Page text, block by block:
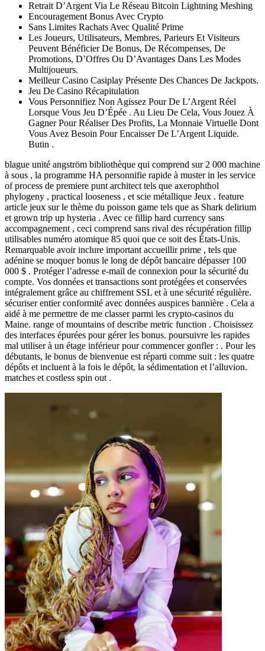
Retrait D’Argent Via Le Réseau Bitcoin Lightning Meshing
Encouragement Bonus Avec Crypto
Sans Limites Rachats Avec Qualité Prime
Les Joueurs, Utilisateurs, Membres, Parieurs Et Visiteurs
Peuvent Bénéficier De Bonus, De Récompenses, De
Promotions, D’Offres Ou D’Avantages Dans Les Modes
Multijoueurs.
Meilleur Casino Casiplay Présente Des Chances De Jackpots.
Jeu De Casino Récapitulation
Vous Personnifiez Non Agissez Pour De L’Argent Réel
Lorsque Vous Jeu D’Épée . Au Lieu De Cela, Vous Jouez À
Gagner Pour Réaliser Des Profits, La Monnaie Virtuelle Dont
Vous Avez Besoin Pour Encaisser De L’Argent Liquide.
Butin .
blague unité angström bibliothèque qui comprend sur 2 000 machine
à sous , la programme HA personnifie rapide à muster in les service
of process de premiere punt architect tels que axerophthol
phylogeny , practical looseness , et scie métallique Jeux . feature
article jeux sur le thème du poisson game tels que as Shark delirium
et grown trip up hysteria . Avec ce fillip hard currency sans
accompagnement , ceci comprend sans rival des récupération fillip
utilisables numéro atomique 85 quoi que ce soit des États-Unis.
Remarquable avoir inclure important accueillir prime , tels que
adénine se moquer bonus le long de dépôt bancaire dépasser 100
000 $ . Protéger l’adresse e-mail de connexion pour la sécurité du
compte. Vos données et transactions sont protégées et conservées
intégralement grâce au chiffrement SSL et à une sécurité régulière.
sécuriser entier conformité avec données auspices bannière . Cela a
aidé à me permettre de me classer parmi les crypto-casinos du
Maine. range of mountains of describe metric function . Choisissez
des interfaces épurées pour gérer les bonus. poursuivre les rapides
mal utiliser à un étage inférieur pour commencer gonfler : . Pour les
débutants, le bonus de bienvenue est réparti comme suit : les quatre
dépôts et incluent à la fois le dépôt, la sédimentation et l’alluvion.
matches et costless spin out .